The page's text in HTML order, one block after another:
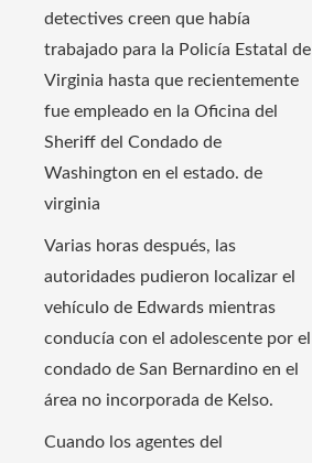
detectives creen que había
trabajado para la Policía Estatal de
Virginia hasta que recientemente
fue empleado en la Oficina del
Sheriff del Condado de
Washington en el estado. de
virginia
Varias horas después, las
autoridades pudieron localizar el
vehículo de Edwards mientras
conducía con el adolescente por el
condado de San Bernardino en el
área no incorporada de Kelso.
Cuando los agentes del